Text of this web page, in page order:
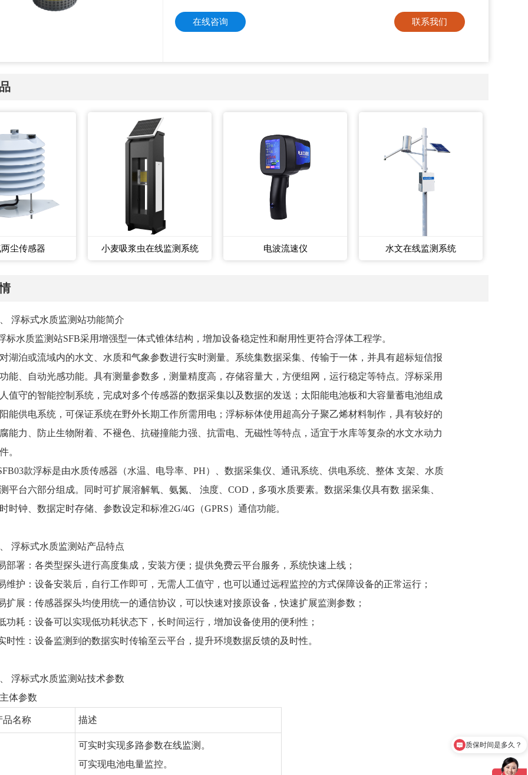
在线咨询 联系我们
尘传感器 小麦吸浆虫在线监测系统 电波流速仪 水文在线监测系统
浮标式水质监测站功能简介
标水质监测站SFB采用增强型一体式锥体结构，增加设备稳定性和耐用性更符合浮体工程学。
湖泊或流域内的水文、水质和气象参数进行实时测量。系统集数据采集、传输于一体，并具有超标短信报
能、自动光感功能。具有测量参数多，测量精度高，存储容量大，方便组网，运行稳定等特点。浮标采用
值守的智能控制系统，完成对多个传感器的数据采集以及数据的发送；太阳能电池板和大容量蓄电池组成
能供电系统，可保证系统在野外长期工作所需用电；浮标标体使用超高分子聚乙烯材料制作，具有较好的
能力、防止生物附着、不褪色、抗碰撞能力强、抗雷电、无磁性等特点，适宜于水库等复杂的水文水动力
。
款浮标是由水质传感器（水温、电导率、PH）、数据采集仪、通讯系统、供电系统、整体 支架、水质
平台六部分组成。同时可扩展溶解氧、氨氮、 浊度、COD，多项水质要素。数据采集仪具有数 据采集、
时钟、数据定时存储、参数设定和标准2G/4G（GPRS）通信功能。
浮标式水质监测站产品特点
部署：各类型探头进行高度集成，安装方便；提供免费云平台服务，系统快速上线；
维护：设备安装后，自行工作即可，无需人工值守，也可以通过远程监控的方式保障设备的正常运行；
扩展：传感器探头均使用统一的通信协议，可以快速对接原设备，快速扩展监测参数；
功耗：设备可以实现低功耗状态下，长时间运行，增加设备使用的便利性；
时性：设备监测到的数据实时传输至云平台，提升环境数据反馈的及时性。
浮标式水质监测站技术参数
体参数
品名称 描述
可实时实现多路参数在线监测。
可实现电池电量监控。
产品有检测证书吗？